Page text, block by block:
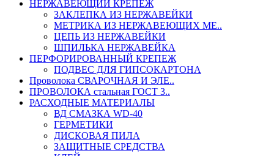
НЕРЖАВЕЮЩИЙ КРЕПЕЖ
ЗАКЛЕПКА ИЗ НЕРЖАВЕЙКИ
МЕТРИКА ИЗ НЕРЖАВЕЮЩИХ МЕ..
ЦЕПЬ ИЗ НЕРЖАВЕЙКИ
ШПИЛЬКА НЕРЖАВЕЙКА
ПЕРФОРИРОВАННЫЙ КРЕПЕЖ
ПОДВЕС ДЛЯ ГИПСОКАРТОНА
Проволока СВАРОЧНАЯ И ЭЛЕ..
ПРОВОЛОКА стальная ГОСТ 3..
РАСХОДНЫЕ МАТЕРИАЛЫ
ВД СМАЗКА WD-40
ГЕРМЕТИКИ
ДИСКОВАЯ ПИЛА
ЗАЩИТНЫЕ СРЕДСТВА